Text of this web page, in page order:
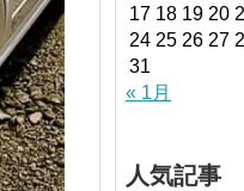
17 18 19 20
24 25 26 27
31
« 1月
人気記事